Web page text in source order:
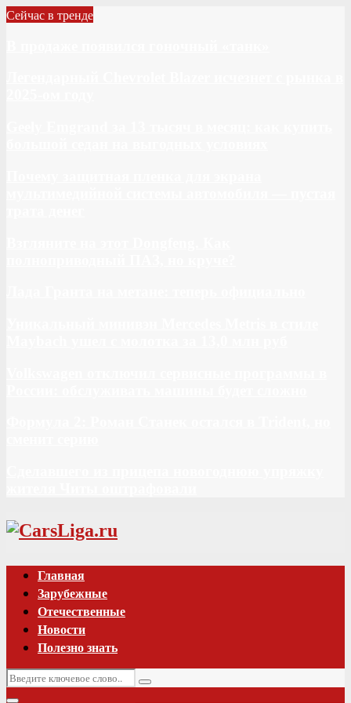
Сейчас в тренде
Vk
Главная
Зарубежные
Отечественные
Новости
Полезно знать
Искать:
Поиск